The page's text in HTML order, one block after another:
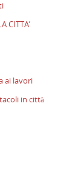
CITTA’
ai lavori
in città